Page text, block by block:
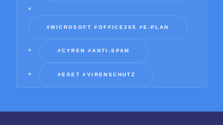
#MICROSOFT #OFFICE365 #E-PLAN
#CYREN #ANTI-SPAM
#ESET #VIRENSCHUTZ